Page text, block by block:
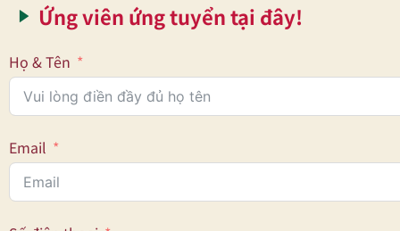
Ứng viên ứng tuyển tại đây!
Họ & Tên
Email